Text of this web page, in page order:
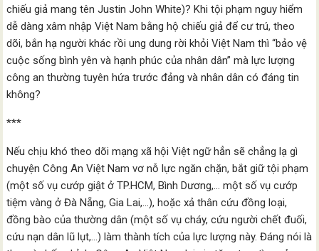
chiếu giả mang tên Justin John White)? Khi tội phạm nguy hiểm
dễ dàng xâm nhập Việt Nam bằng hộ chiếu giả để cư trú, theo
dõi, bắn hạ người khác rồi ung dung rời khỏi Việt Nam thì “bảo vệ
cuộc sống bình yên và hạnh phúc của nhân dân” mà lực lượng
công an thường tuyên hứa trước đảng và nhân dân có đáng tin
không?
***
Nếu chịu khó theo dõi mạng xã hội Việt ngữ hẳn sẽ chẳng lạ gì
chuyện Công An Việt Nam vơ nỗ lực ngăn chặn, bắt giữ tội phạm
(một số vụ cướp giật ở TP.HCM, Bình Dương,… một số vụ cướp
tiệm vàng ở Đà Nẵng, Gia Lai,…), hoặc xả thân cứu đồng loại,
đồng bào của thường dân (một số vụ cháy, cứu người chết đuối,
cứu nạn dân lũ lụt,…) làm thành tích của lực lượng này. Đáng nói là